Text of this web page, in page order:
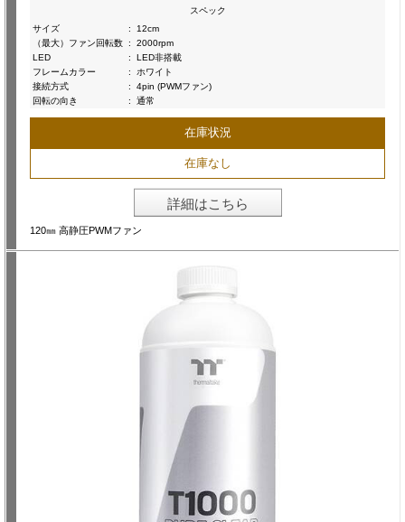
スペック
サイズ
:
12cm
（最大）ファン回転数 :
2000rpm
LED
:
LED非搭載
フレームカラー
:
ホワイト
接続方式
:
4pin (PWMファン)
回転の向き
: 通常
在庫状況
在庫なし
詳細はこちら
120㎜ 高静圧PWMファン